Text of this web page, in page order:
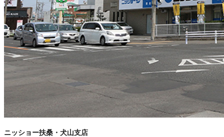
ニッショー扶桑・犬山支店